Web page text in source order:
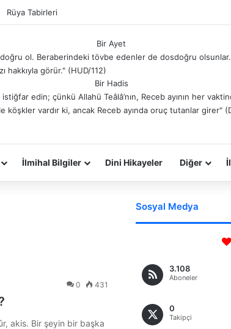
Rüya Tabirleri
Bir Ayet
ol. Beraberindeki tövbe edenler de dosdoğru
hakkıyla görür." (HUD/112)
Bir Hadis
istiğfar edin; çünkü Allahü Teâlâ’nın, Receb ayının her
köşkler vardır ki, ancak Receb ayında oruç tutanlar girer"
İlmihal Bilgiler Dini Hikayeler Diğer
0 431
akis. Bir şeyin bir başka
Sosyal Medya
3.108
Aboneler
0
Takipçi